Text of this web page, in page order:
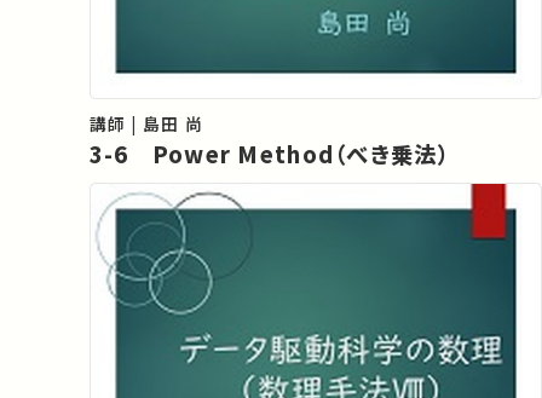
講師 | 島田 尚
3-6 Power Method（べき乗法）